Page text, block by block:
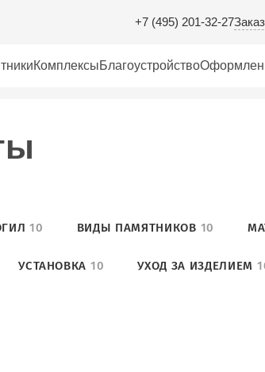
+7 (495) 201-32-27
КомплексыБлагоустройство
10 ВИДЫ ПАМЯТНИКОВ 10
УСТАНОВКА 10 УХОД ЗА ИЗДЕЛИЕМ